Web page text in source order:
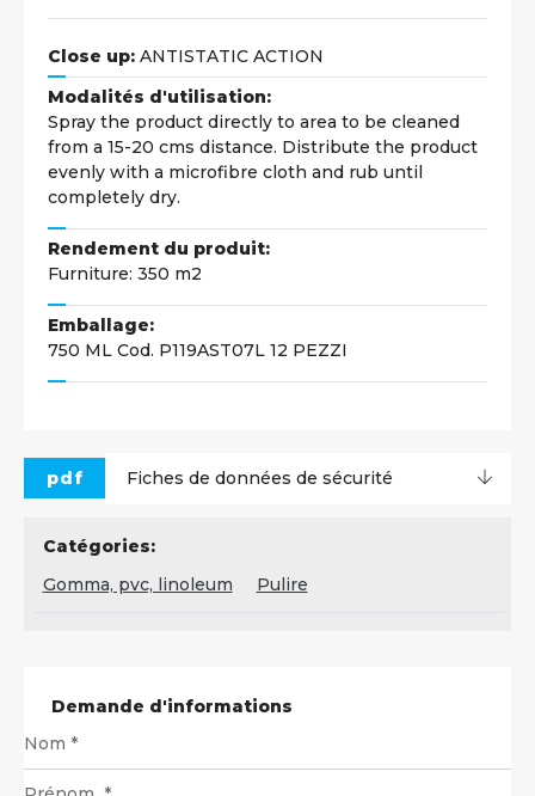
Close up: ANTISTATIC ACTION
Modalités d'utilisation:
Spray the product directly to area to be cleaned
from a 15-20 cms distance. Distribute the product
evenly with a microfibre cloth and rub until
completely dry.
Rendement du produit:
Furniture: 350 m2
Emballage:
750 ML Cod. P119AST07L 12 PEZZI
pdf Fiches de données de sécurité
Catégories:
Gomma, pvc, linoleum
Pulire
Demande d'informations